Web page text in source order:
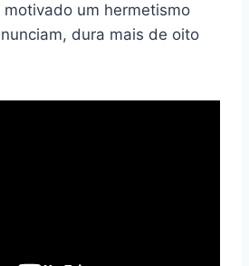
um hermetismo
dura mais de oito